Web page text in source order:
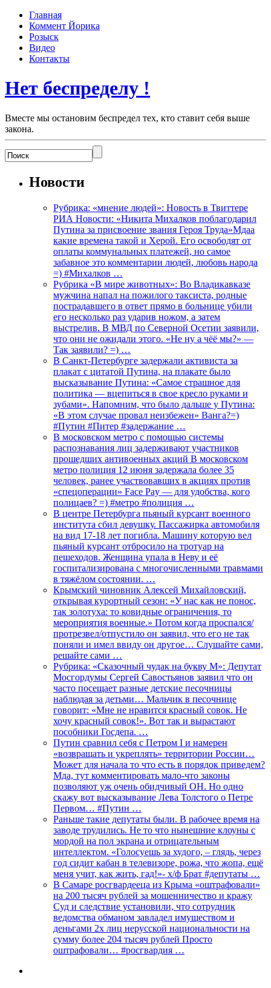
Главная
Коммент Йорика
Розыск
Видео
Контакты
Нет беспределу !
Вместе мы остановим беспредел тех, кто ставит себя выше
закона.
Новости
Рубрика: «мнение людей»: Новость в Твиттере
РИА Новости: «Никита Михалков поблагодарил
Путина за присвоение звания Героя Труда»Мдаа
какие времена такой и Херой. Его освободят от
оплаты коммунальных платежей, но самое
забавное это комментарии людей, любовь народа
=) #Михалков …
Рубрика «В мире животных»: Во Владикавказе
мужчина напал на пожилого таксиста, родные
пострадавшего в ответ прямо в больнице убили
его несколько раз ударив ножом, а затем
выстрелив. В МВД по Северной Осетии заявили,
что они не ожидали этого. «Не ну а чёё мы?» —
Так заявили? =) …
В Санкт-Петербурге задержали активиста за
плакат с цитатой Путина, на плакате было
высказывание Путина: «Самое страшное для
политика — вцепиться в свое кресло руками и
зубами». Напомним, что было дальше у Путина:
«В этом случае провал неизбежен» Ванга?=)
#Путин #Питер #задержание …
В московском метро с помощью системы
распознавания лиц задерживают участников
прошедших антивоенных акций В московском
метро полиция 12 июня задержала более 35
человек, ранее участвовавших в акциях против
«спецоперации» Face Pay — для удобства, кого
полицаев? =) #метро #полиция …
В центре Петербурга пьяный курсант военного
института сбил девушку. Пассажирка автомобиля
на вид 17-18 лет погибла. Машину которую вел
пьяный курсант отбросило на тротуар на
пешеходов. Женщина упала в Неву и её
госпитализирована с многочисленными травмами
в тяжёлом состоянии. …
Крымский чиновник Алексей Михайловский,
открывая курортный сезон: «У нас как не понос,
так золотуха: то ковидные ограничения, то
мероприятия военные.» Потом когда проспался/
протрезвел/отпустило он заявил, что его не так
поняли и имел ввиду он другое… Слушайте сами,
решайте сами …
Рубрика: «Сказочный чудак на букву М»: Депутат
Мосгордумы Сергей Савостьянов заявил что он
часто посещает разные детские песочницы
наблюдая за детьми… Мальчик в песочнице
говорит: «Мне не нравится красный совок. Не
хочу красный совок!». Вот так и вырастают
пособники Госдепа. …
Путин сравнил себя с Петром I и намерен
«возвращать и укреплять» территории России…
Может для начала то что есть в порядок приведем?
Мда, тут комментировать мало-что законы
позволяют уж очень обидчивый ОН. Но одно
скажу вот высказывание Лева Толстого о Петре
Первом… #Путин …
Раньше такие депутаты были. В рабочее время на
заводе трудились. Не то что нынешние клоуны с
мордой на пол экрана и отрицательным
интеллектом. «Голосуешь за худого, – глядь, через
год сидит кабан в телевизоре, рожа, что жопа, ещё
меня учит, как жить, гад!»- х/ф Брат #депутаты …
В Самаре росгвардееца из Крыма «оштрафовали»
на 200 тысяч рублей за мошенничество и кражу
Суд и следствие установили, что сотрудник
ведомства обманом завладел имуществом и
деньгами 2х лиц нерусской национальности на
сумму более 204 тысяч рублей Просто
оштрафовали… #росгвардия …